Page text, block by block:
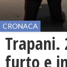
CRONACA
Trapani.
furto e